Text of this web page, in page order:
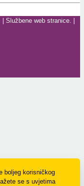
Službene web stranice. |
boljeg korisničkog
se s uvjetima